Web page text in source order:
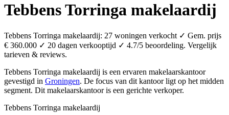
Tebbens Torringa makelaardij
Tebbens Torringa makelaardij: 27 woningen verkocht ✓ Gem. prijs
€ 360.000 ✓ 20 dagen verkooptijd ✓ 4.7/5 beoordeling. Vergelijk
tarieven & reviews.
Tebbens Torringa makelaardij is een ervaren makelaarskantoor
gevestigd in Groningen. De focus van dit kantoor ligt op het midden
segment. Dit makelaarskantoor is een gerichte verkoper.
Tebbens Torringa makelaardij